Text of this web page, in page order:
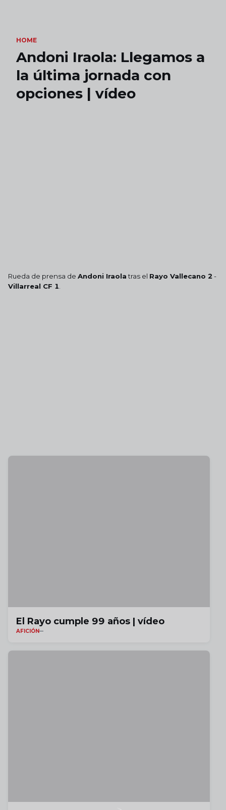
HOME
Andoni Iraola: Llegamos a
la última jornada con
opciones | vídeo
Rueda de prensa de Andoni Iraolatras el Rayo Vallecano 2-
Villarreal CF 1
El Rayo cumple 99 años | vídeo
AFICIÓN